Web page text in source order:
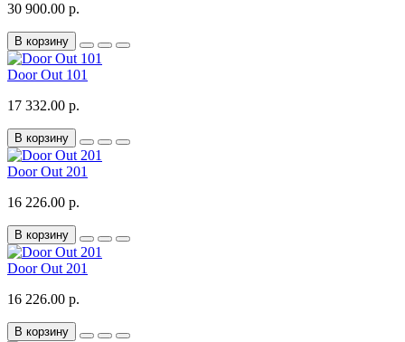
30 900.00 р.
В корзину
Door Out 101
17 332.00 р.
В корзину
Door Out 201
16 226.00 р.
В корзину
Door Out 201
16 226.00 р.
В корзину